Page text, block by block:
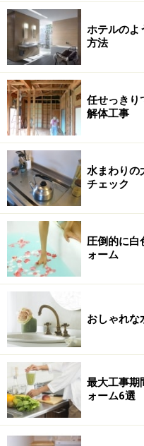
ホテルのよ
方法
任せっきり
解体工事
水まわりの
チェック
圧倒的に白
ォーム
おしゃれ
最大工事期
ォーム6選